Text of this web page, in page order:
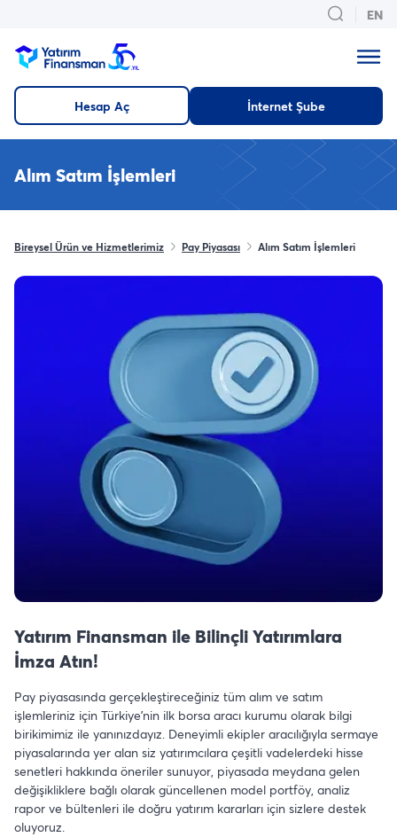
EN
Hesap Aç İnternet Şube
Alım Satım İşlemleri
Bireysel Ürün ve Hizmetlerimiz Pay Piyasası Alım Satım İşlemleri
Yatırım Finansman ile Bilinçli Yatırımlara
İmza Atın!
Pay piyasasında gerçekleştireceğiniz tüm alım ve satım
işlemleriniz için Türkiye’nin ilk borsa aracı kurumu olarak bilgi
birikimimiz ile yanınızdayız. Deneyimli ekipler aracılığıyla sermaye
piyasalarında yer alan siz yatırımcılara çeşitli vadelerdeki hisse
senetleri hakkında öneriler sunuyor, piyasada meydana gelen
değişikliklere bağlı olarak güncellenen model portföy, analiz
rapor ve bültenleri ile doğru yatırım kararları için sizlere destek
oluyoruz.